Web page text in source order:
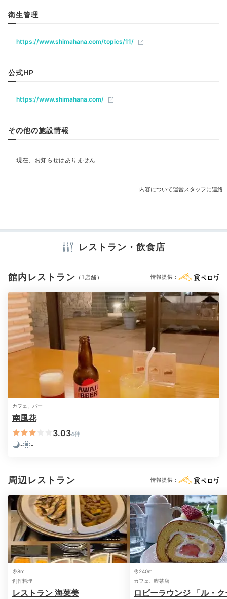
リラクゼーション
サウナ
水風呂 岩盤浴
エステ・マッサージ
飲食
ベビー＆子供関連
インターネット利用可能 Wi-Fi利用可能
その他館内施設
売店・ギフトショップ
クリーニングサービス
アメニティ
セーフティボックス 洗浄機付トイレ 浴衣 歯ブラシ カミソリ
メイク落とし
洗顔 化粧水 乳液 シャンプー
ボディソープ
タオル バスタオル くし・ブラシ
ドライヤー
お茶セット
キッチン 電子レンジ 電気ポット 加湿器
ブルーレイプレイヤー
※設備・アメニティは、確認が取れている情報を表示しています。
衛生管理
https://www.shimahana.com/topics/11/
公式HP
https://www.shimahana.com/
その他の施設情報
内容について運営スタッフに連絡
レストラン・飲食店
館内レストラン （1店舗） 情報提供：
カフェ、バー
南風花
3.034件
-
-
周辺レストラン 情報提供：
8m
創作料理
レストラン 海菜美
240m
カフェ、喫茶店
ロビーラウンジ 「ル・ク